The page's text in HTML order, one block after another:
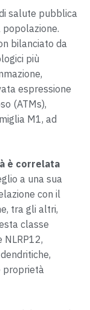
salute pubblica
bilanciato da
più
espressione
(ATMs),
M1, ad
è correlata
a una sua
con il
tra gli altri,
classe
proprietà